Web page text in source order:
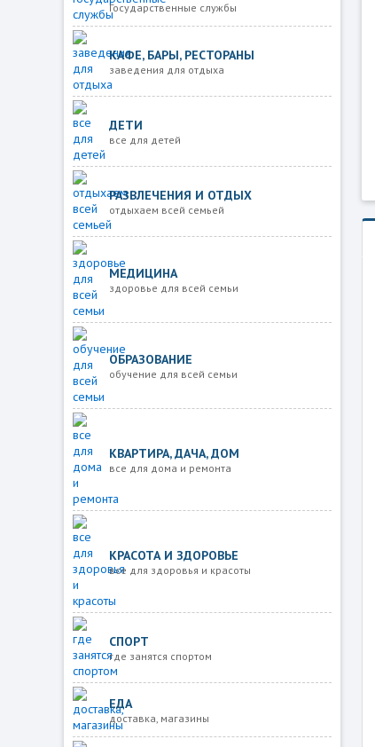
Государственные службы
КАФЕ, БАРЫ, РЕСТОРАНЫ
заведения для отдыха
ДЕТИ
все для детей
РАЗВЛЕЧЕНИЯ И ОТДЫХ
отдыхаем всей семьей
МЕДИЦИНА
здоровье для всей семьи
ОБРАЗОВАНИЕ
обучение для всей семьи
КВАРТИРА, ДАЧА, ДОМ
все для дома и ремонта
КРАСОТА И ЗДОРОВЬЕ
все для здоровья и красоты
СПОРТ
где занятся спортом
ЕДА
доставка, магазины